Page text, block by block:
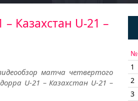
Казахстан U-21 –
матча четвертого
U-21 – Казахстан U-21 –
№
1
2
3